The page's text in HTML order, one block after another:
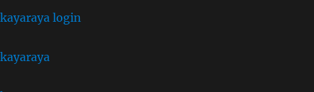
kayaraya login
kayaraya